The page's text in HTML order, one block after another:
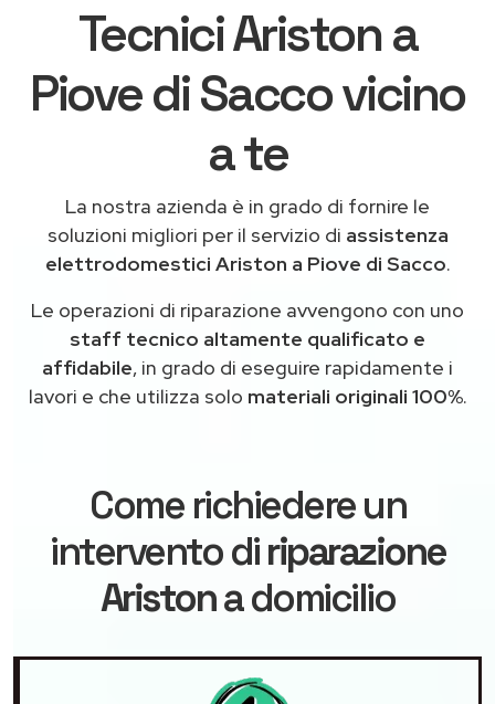
Tecnici Ariston a
Piove di Sacco vicino
a te
La nostra azienda è in grado di fornire le
soluzioni migliori per il servizio di assistenza
elettrodomestici Ariston a Piove di Sacco.
Le operazioni di riparazione avvengono con uno
staff tecnico altamente qualificato e
affidabile, in grado di eseguire rapidamente i
lavori e che utilizza solo materiali originali 100%.
Come richiedere un
intervento diriparazione
Aristona domicilio